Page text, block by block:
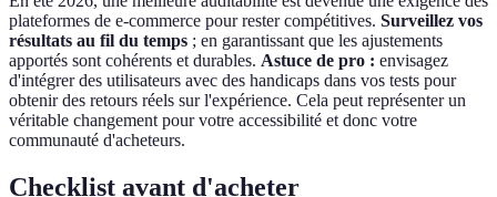
plateformes de e-commerce pour rester compétitives. Surveillez vos
résultats au fil du temps ; en garantissant que les ajustements
apportés sont cohérents et durables. Astuce de pro : envisagez
d'intégrer des utilisateurs avec des handicaps dans vos tests pour
obtenir des retours réels sur l'expérience. Cela peut représenter un
véritable changement pour votre accessibilité et donc votre
communauté d'acheteurs.
Checklist avant d'acheter